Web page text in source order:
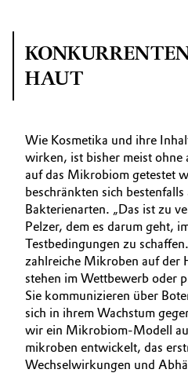
HAUT
Wie Kosmetika und ihre
wirken, ist bisher meist ohne
auf das Mikrobiom getestet
beschränkten sich
Bakterienarten. „Das ist zu
Pelzer, dem es darum geht,
Testbedingungen zu
zahlreiche Mikroben auf der
stehen im Wettbewerb oder
Sie kommunizieren über
sich in ihrem Wachstum
wir ein Mikrobiom-Modell
mikroben entwickelt, das
Wechselwirkungen und